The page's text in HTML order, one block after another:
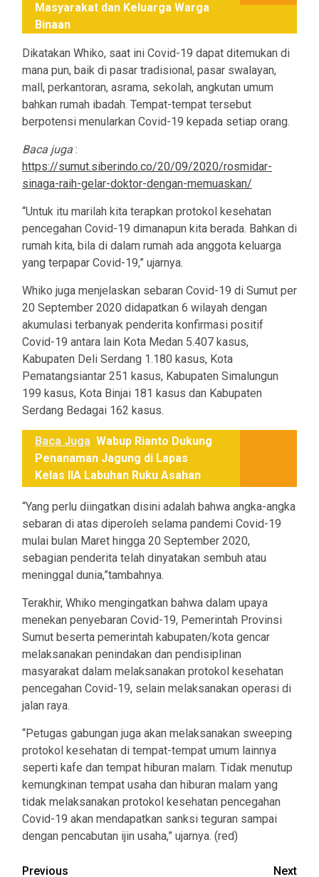
Masyarakat dan Keluarga Warga
Binaan
Dikatakan Whiko, saat ini Covid-19 dapat ditemukan di
mana pun, baik di pasar tradisional, pasar swalayan,
mall, perkantoran, asrama, sekolah, angkutan umum
bahkan rumah ibadah. Tempat-tempat tersebut
berpotensi menularkan Covid-19 kepada setiap orang.
Baca juga :
https://sumut.siberindo.co/20/09/2020/rosmidar-
sinaga-raih-gelar-doktor-dengan-memuaskan/
“Untuk itu marilah kita terapkan protokol kesehatan
pencegahan Covid-19 dimanapun kita berada. Bahkan di
rumah kita, bila di dalam rumah ada anggota keluarga
yang terpapar Covid-19,” ujarnya.
Whiko juga menjelaskan sebaran Covid-19 di Sumut per
20 September 2020 didapatkan 6 wilayah dengan
akumulasi terbanyak penderita konfirmasi positif
Covid-19 antara lain Kota Medan 5.407 kasus,
Kabupaten Deli Serdang 1.180 kasus, Kota
Pematangsiantar 251 kasus, Kabupaten Simalungun
199 kasus, Kota Binjai 181 kasus dan Kabupaten
Serdang Bedagai 162 kasus.
Baca Juga Wabup Rianto Dukung
Penanaman Jagung di Lapas
Kelas IIA Labuhan Ruku Asahan
“Yang perlu diingatkan disini adalah bahwa angka-angka
sebaran di atas diperoleh selama pandemi Covid-19
mulai bulan Maret hingga 20 September 2020,
sebagian penderita telah dinyatakan sembuh atau
meninggal dunia,”tambahnya.
Terakhir, Whiko mengingatkan bahwa dalam upaya
menekan penyebaran Covid-19, Pemerintah Provinsi
Sumut beserta pemerintah kabupaten/kota gencar
melaksanakan penindakan dan pendisiplinan
masyarakat dalam melaksanakan protokol kesehatan
pencegahan Covid-19, selain melaksanakan operasi di
jalan raya.
“Petugas gabungan juga akan melaksanakan sweeping
protokol kesehatan di tempat-tempat umum lainnya
seperti kafe dan tempat hiburan malam. Tidak menutup
kemungkinan tempat usaha dan hiburan malam yang
tidak melaksanakan protokol kesehatan pencegahan
Covid-19 akan mendapatkan sanksi teguran sampai
dengan pencabutan ijin usaha,” ujarnya. (red)
Previous Next